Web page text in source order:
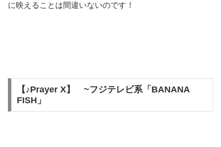
に映えることは間違いないのです！
【♪Prayer X】 ~フジテレビ系「BANANA
FISH」